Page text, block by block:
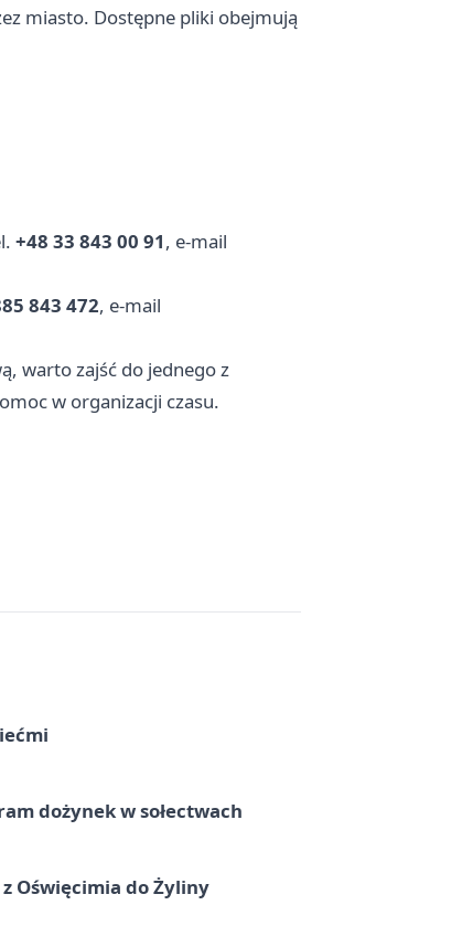
miasto. Dostępne pliki obejmują
+48 33 843 00 91, e-mail
843 472, e-mail
warto zajść do jednego z
w organizacji czasu.
dożynek w sołectwach
Oświęcimia do Żyliny